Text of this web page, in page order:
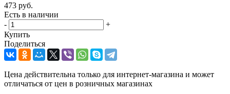
473 руб.
Есть в наличии
-
+
Купить
Поделиться
Цена действительна только для интернет-магазина и может
отличаться от цен в розничных магазинах